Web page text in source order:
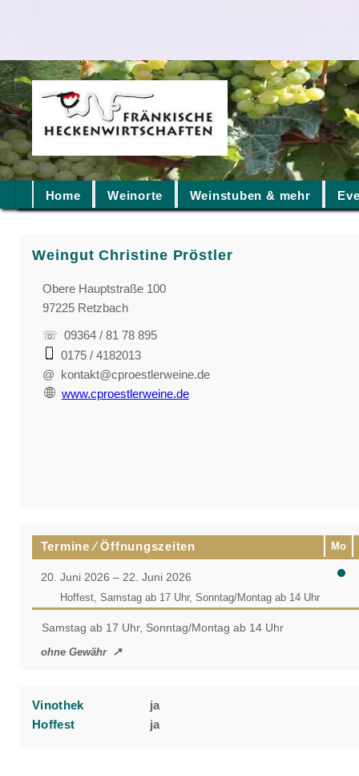
Home Weinorte Weinstuben & mehr
Weingut Christine Pröstler
Obere Hauptstraße 100
97225 Retzbach
☏ 09364 / 81 78 895
0175 / 4182013
@ kontakt@cproestlerweine.de
www.cproestlerweine.de
Termine ⁄ Öffnungszeiten Mo
20. Juni 2026 – 22. Juni 2026
Hoffest, Samstag ab 17 Uhr, Sonntag/Montag ab 14 Uhr
Samstag ab 17 Uhr, Sonntag/Montag ab 14 Uhr
ohne Gewähr
Vinothek
ja
Hoffest
ja